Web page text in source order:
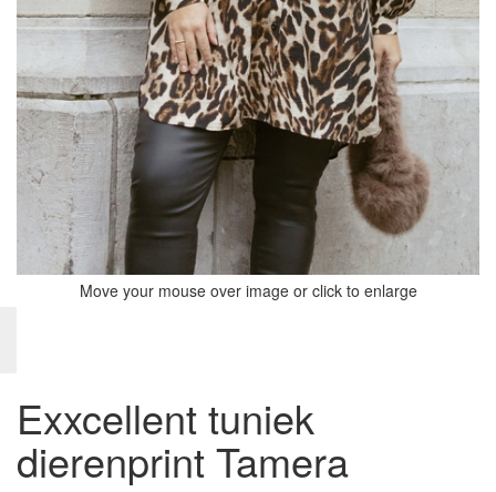
Move your mouse over image or click to enlarge
Exxcellent tuniek
dierenprint Tamera